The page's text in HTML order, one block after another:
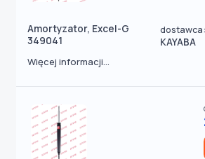
Amortyzator, Excel-G
349041
dostawca:
KAYABA
Więcej informacji...